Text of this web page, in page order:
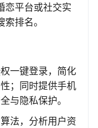
恋平台或社交实
排名。
一键登录，简化
；同时提供手机
与隐私保护。
法，分析用户资